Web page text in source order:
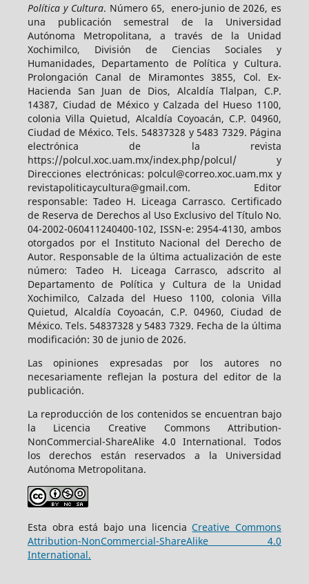
Política y Cultura. Número 65, enero-junio de 2026, es
una publicación semestral de la Universidad
Autónoma Metropolitana, a través de la Unidad
Xochimilco, División de Ciencias Sociales y
Humanidades, Departamento de Política y Cultura.
Prolongación Canal de Miramontes 3855, Col. Ex-
Hacienda San Juan de Dios, Alcaldía Tlalpan, C.P.
14387, Ciudad de México y Calzada del Hueso 1100,
colonia Villa Quietud, Alcaldía Coyoacán, C.P. 04960,
Ciudad de México. Tels. 54837328 y 5483 7329. Página
electrónica de la revista
https://polcul.xoc.uam.mx/index.php/polcul/ y
Direcciones electrónicas: polcul@correo.xoc.uam.mx y
revistapoliticaycultura@gmail.com. Editor
responsable: Tadeo H. Liceaga Carrasco. Certificado
de Reserva de Derechos al Uso Exclusivo del Título No.
04-2002-060411240400-102, ISSN-e: 2954-4130, ambos
otorgados por el Instituto Nacional del Derecho de
Autor. Responsable de la última actualización de este
número: Tadeo H. Liceaga Carrasco, adscrito al
Departamento de Política y Cultura de la Unidad
Xochimilco, Calzada del Hueso 1100, colonia Villa
Quietud, Alcaldía Coyoacán, C.P. 04960, Ciudad de
México. Tels. 54837328 y 5483 7329. Fecha de la última
modificación: 30 de junio de 2026.
Las opiniones expresadas por los autores no
necesariamente reflejan la postura del editor de la
publicación.
La reproducción de los contenidos se encuentran bajo
la Licencia Creative Commons Attribution-
NonCommercial-ShareAlike 4.0 International. Todos
los derechos están reservados a la Universidad
Autónoma Metropolitana.
Esta obra está bajo una licenciaCreative Commons
Attribution-NonCommercial-ShareAlike 4.0
International.